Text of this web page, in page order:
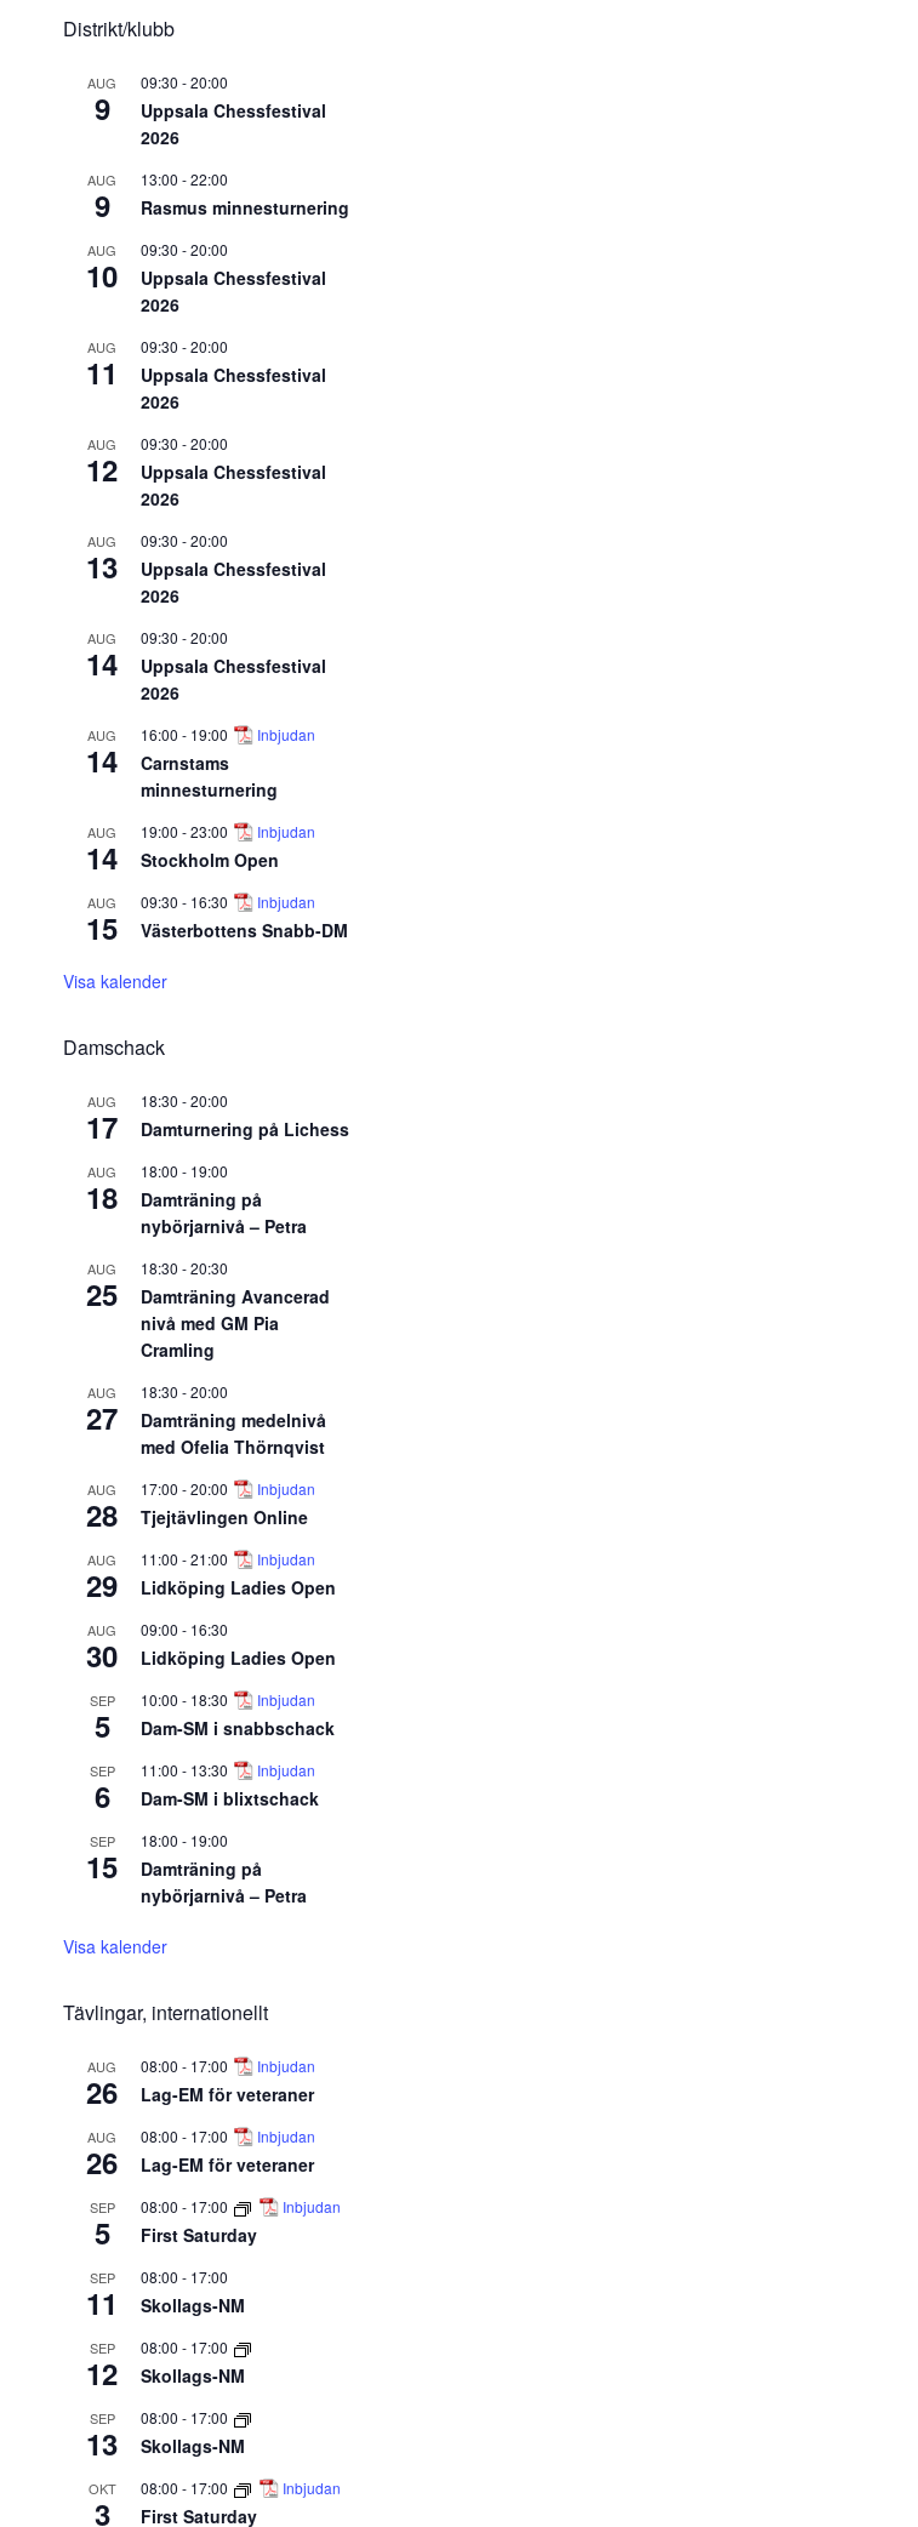
Distrikt/klubb
AUG
9
09:30 -20:00
Uppsala Chessfestival
2026
AUG
9
13:00 -22:00
Rasmus minnesturnering
AUG
10
09:30 -20:00
Uppsala Chessfestival
2026
AUG
11
09:30 -20:00
Uppsala Chessfestival
2026
AUG
12
09:30 -20:00
Uppsala Chessfestival
2026
AUG
13
09:30 -20:00
Uppsala Chessfestival
2026
AUG
14
09:30 -20:00
Uppsala Chessfestival
2026
AUG
14
16:00 - 19:00 Inbjudan
Carnstams
minnesturnering
AUG
14
19:00 -23:00 Inbjudan
Stockholm Open
AUG
15
09:30 - 16:30 Inbjudan
Västerbottens Snabb-DM
Visa kalender
Damschack
AUG
17
18:30 -20:00
Damturnering på Lichess
AUG
18
18:00 - 19:00
Damträning på
nybörjarnivå – Petra
AUG
25
18:30 -20:30
Damträning Avancerad
nivå med GM Pia
Cramling
AUG
27
18:30 -20:00
Damträning medelnivå
med Ofelia Thörnqvist
AUG
28
17:00 -20:00 Inbjudan
Tjejtävlingen Online
AUG
29
11:00 -21:00 Inbjudan
Lidköping Ladies Open
AUG
30
09:00 - 16:30
Lidköping Ladies Open
SEP
5
10:00 - 18:30 Inbjudan
Dam-SM i snabbschack
SEP
6
11:00 - 13:30 Inbjudan
Dam-SM i blixtschack
SEP
15
18:00 - 19:00
Damträning på
nybörjarnivå – Petra
Visa kalender
Tävlingar, internationellt
AUG
26
08:00 - 17:00 Inbjudan
Lag-EM för veteraner
AUG
26
08:00 - 17:00 Inbjudan
Lag-EM för veteraner
SEP
5
08:00 - 17:00 Inbjudan
First Saturday
SEP
11
08:00 - 17:00
Skollags-NM
SEP
12
08:00 - 17:00
Skollags-NM
SEP
13
08:00 - 17:00
Skollags-NM
OKT
3
08:00 - 17:00 Inbjudan
First Saturday